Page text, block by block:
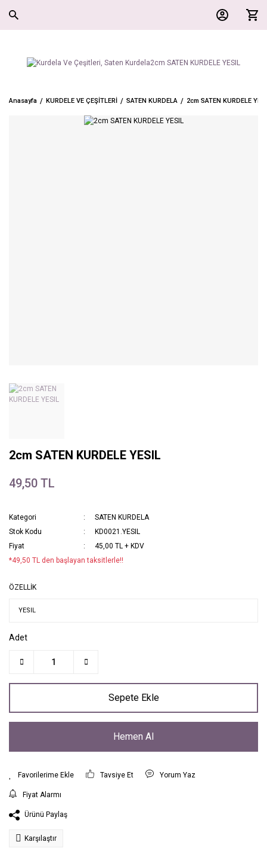
Anasayfa KURDELE VE ÇEŞİTLERİ SATEN KURDELA 2cm SATEN KURDELE
2cm SATEN KURDELE YESIL
49,50 TL
Kategori
SATEN KURDELA
Stok Kodu
KD0021.YESIL
Fiyat
45,00 TL + KDV
*49,50 TL den başlayan taksitlerle!!
ÖZELLİK
Adet
Sepete Ekle
Hemen Al
Tavsiye Et Yorum Yaz
Fiyat Alarmı
Ürünü Paylaş
Karşılaştır